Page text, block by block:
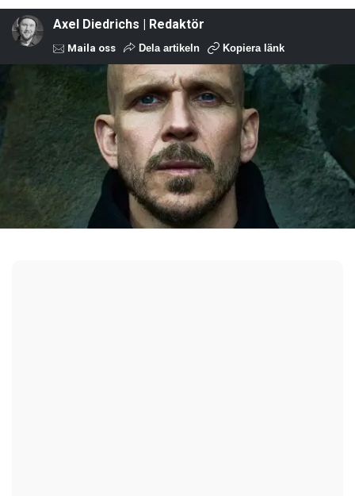
Axel Diedrichs | Redaktör
Maila oss Dela artikeln Kopiera länk